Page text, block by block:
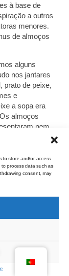
to store and/or access
to process data such as
consent, may
à base de
a outros
menores.
de almoços
alguns
nos jantares
prato de peixe,
e
a sopa era
almoços
nem
prato de
ovos,